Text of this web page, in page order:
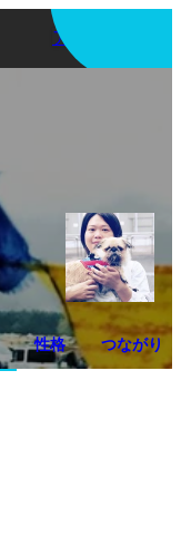
アプリを使う
性格 つながり